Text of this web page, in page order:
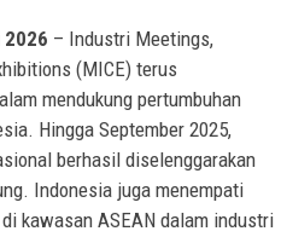
2026 – Industri Meetings,
(MICE) terus
mendukung pertumbuhan
Hingga September 2025,
berhasil diselenggarakan
Indonesia juga menempati
kawasan ASEAN dalam industri